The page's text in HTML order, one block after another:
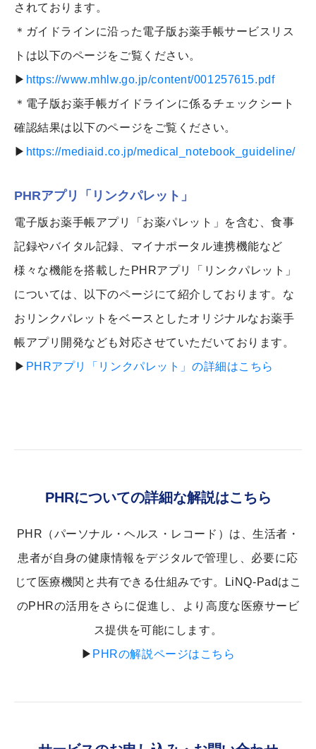
されております。
＊ガイドラインに沿った電子版お薬手帳サービスリス
トは以下のページをご覧ください。
▶ https://www.mhlw.go.jp/content/001257615.pdf
＊電子版お薬手帳ガイドラインに係るチェックシート
確認結果は以下のページをご覧ください。
▶ https://mediaid.co.jp/medical_notebook_guideline/
PHRアプリ「リンクパレット」
電子版お薬手帳アプリ「お薬パレット」を含む、食事
記録やバイタル記録、マイナポータル連携機能など
様々な機能を搭載したPHRアプリ「リンクパレット」
については、以下のページにて紹介しております。な
おリンクパレットをベースとしたオリジナルなお薬手
帳アプリ開発なども対応させていただいております。
▶ PHRアプリ「リンクパレット」の詳細はこちら
PHRについての詳細な解説はこちら
PHR（パーソナル・ヘルス・レコード）は、生活者・
患者が自身の健康情報をデジタルで管理し、必要に応
じて医療機関と共有できる仕組みです。LiNQ-Padはこ
のPHRの活用をさらに促進し、より高度な医療サービ
ス提供を可能にします。
▶ PHRの解説ページはこちら